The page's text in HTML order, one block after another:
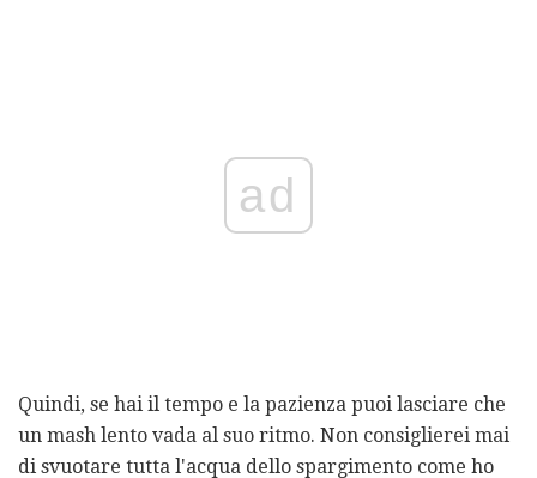
ad
Quindi, se hai il tempo e la pazienza puoi lasciare che
un mash lento vada al suo ritmo. Non consiglierei mai
di svuotare tutta l'acqua dello spargimento come ho